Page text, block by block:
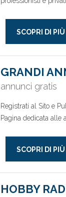
SCOPRI DI PIÙ
GRANDI
annunci gratis
Registrati al Sito e
Pagina dedicata alle
SCOPRI DI PIÙ
HOBBY